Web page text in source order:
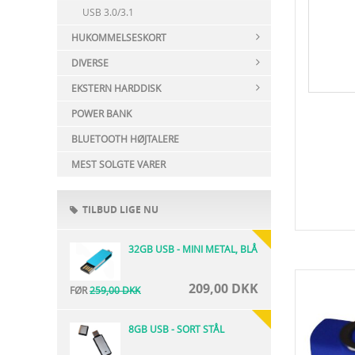
USB 3.0/3.1
HUKOMMELSESKORT
DIVERSE
EKSTERN HARDDISK
POWER BANK
BLUETOOTH HØJTALERE
MEST SOLGTE VARER
TILBUD LIGE NU
32GB USB - MINI METAL, BLÅ
FØR259,00 DKK 209,00 DKK
8GB USB - SORT STÅL